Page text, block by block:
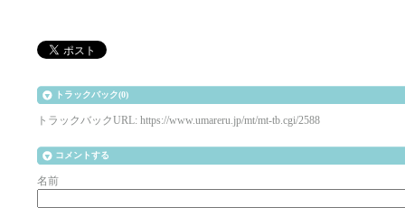
トラックバック(0)
トラックバックURL: https://www.umareru.jp/mt/mt-tb.cgi/2588
コメントする
名前